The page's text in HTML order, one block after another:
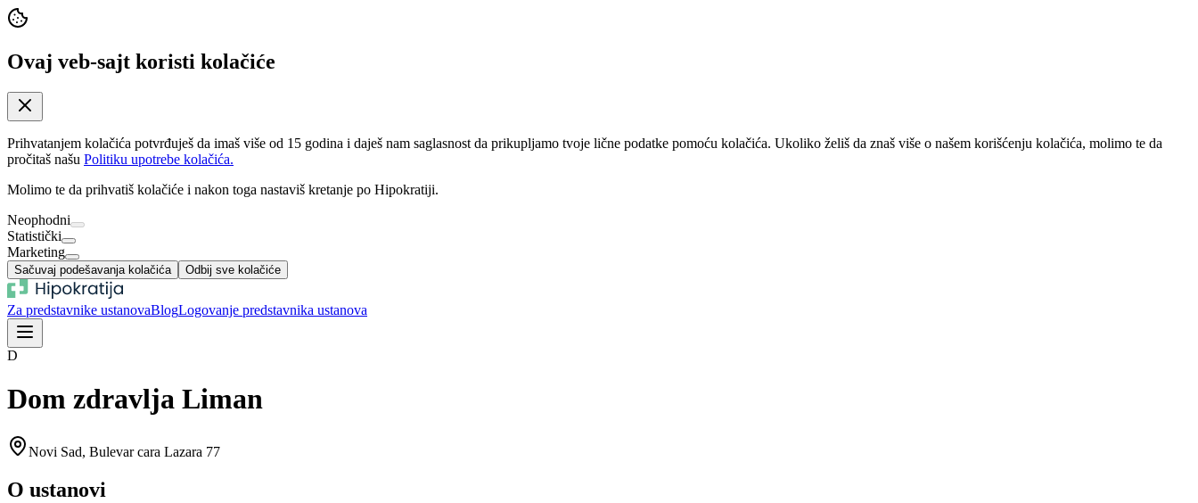
Ovaj veb-sajt koristi kolačiće
Prihvatanjem kolačića potvrđuješ da imaš više od 15 godina i daješ nam saglasnost da prikupljamo tvoje lične podatke pomoću kolačića. Ukoliko želiš da znaš više o našem korišćenju kolačića, molimo te da
pročitaš našu Politiku upotrebe kolačića.
Molimo te da prihvatiš kolačiće i nakon toga nastaviš kretanje po Hipokratiji.
Neophodni
Statistički
Marketing
Sačuvaj podešavanja kolačića Odbij sve kolačiće
Za predstavnike ustanovaBlogLogovanje predstavnika ustanova
D
Dom zdravlja Liman
Novi Sad, Bulevar cara Lazara 77
O ustanovi